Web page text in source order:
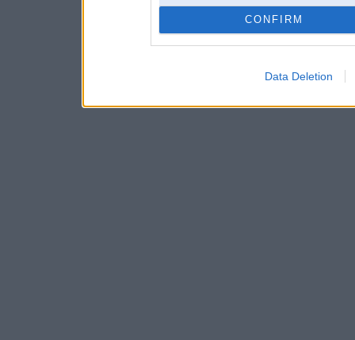
CONFIRM
Data Deletion